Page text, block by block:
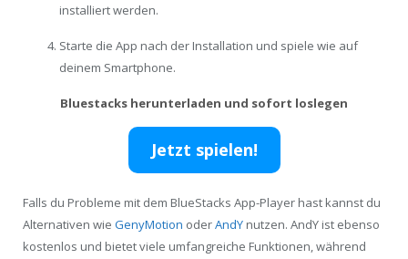
installiert werden.
Starte die App nach der Installation und spiele wie auf
deinem Smartphone.
Bluestacks herunterladen und sofort loslegen
Jetzt spielen!
Falls du Probleme mit dem BlueStacks App-Player hast kannst du
Alternativen wie GenyMotion oderAndY nutzen. AndY ist ebenso
kostenlos und bietet viele umfangreiche Funktionen, während